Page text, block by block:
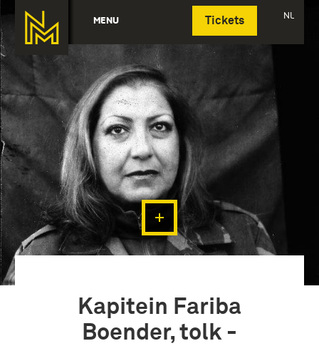
MENU Tickets NL
Deutsch
Kapitein Fariba
Boender, tolk -